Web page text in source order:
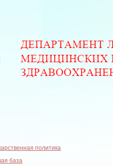
политика
база